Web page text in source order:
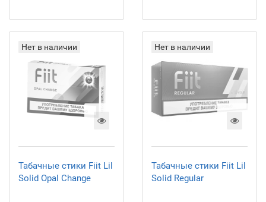
Нет в наличии
Табачные стики Fiit Lil
Solid Opal Change
Нет в наличии
Табачные стики Fiit Lil
Solid Regular